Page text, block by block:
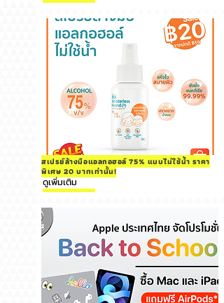
สเปรย์ล้างมือแอลกอฮอล์ 75% แบบไม่ใช้น้ำ ราคา
พิเศษ 20 บาทเท่านั้น!
ดูเพิ่มเติม